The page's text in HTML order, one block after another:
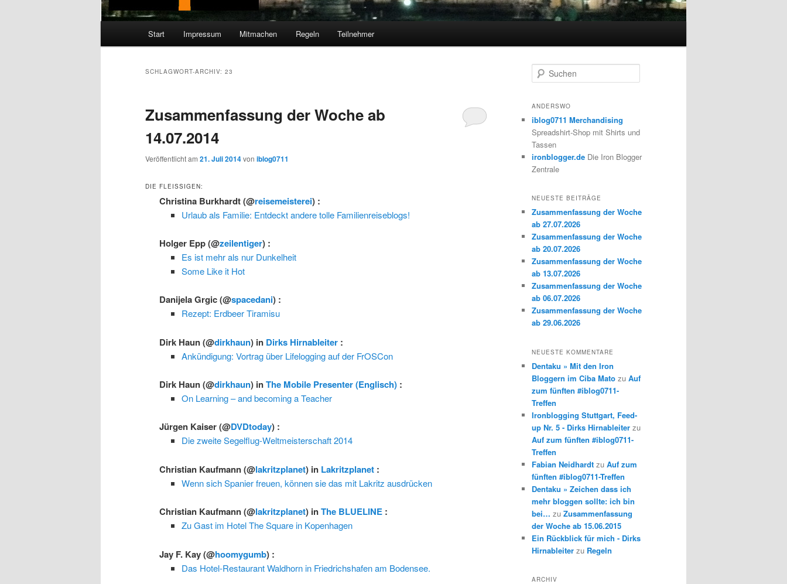
Start Impressum Mitmachen Regeln Teilnehmer
SCHLAGWORT-ARCHIV: 23
Zusammenfassung der Woche ab
14.07.2014
Veröffentlicht am 21. Juli 2014von iblog0711
DIE FLEISSIGEN:
Christina Burkhardt(@reisemeisterei) :
Urlaub als Familie: Entdeckt andere tolle Familienreiseblogs!
Holger Epp(@zeilentiger) :
Es ist mehr als nur Dunkelheit
Some Like it Hot
Danijela Grgic(@spacedani) :
Rezept: Erdbeer Tiramisu
Dirk Haun(@dirkhaun) in Dirks Hirnableiter :
Ankündigung: Vortrag über Lifelogging auf der FrOSCon
Dirk Haun(@dirkhaun) inThe Mobile Presenter (Englisch) :
On Learning – and becoming a Teacher
Jürgen Kaiser(@DVDtoday) :
Die zweite Segelflug-Weltmeisterschaft 2014
Christian Kaufmann(@lakritzplanet) in Lakritzplanet :
Wenn sich Spanier freuen, können sie das mit Lakritz ausdrücken
Christian Kaufmann(@lakritzplanet) inThe BLUELINE :
Zu Gast im Hotel The Square in Kopenhagen
Jay F. Kay(@hoomygumb) :
Das Hotel-Restaurant Waldhorn in Friedrichshafen am Bodensee.
u
h
n
ANDERSWO
iblog0711 Merchandising
Spreadshirt-Shop mit Shirts und
Tassen
ironblogger.de Die Iron Blogger
Zentrale
NEUESTE BEITRÄGE
Zusammenfassung der Woche
ab 27.07.2026
Zusammenfassung der Woche
ab 20.07.2026
Zusammenfassung der Woche
ab 13.07.2026
Zusammenfassung der Woche
ab 06.07.2026
Zusammenfassung der Woche
ab 29.06.2026
NEUESTE KOMMENTARE
Dentaku » Mit den Iron
Bloggern im Ciba Mato zu Auf
zum fünften #iblog0711-
Treffen
Ironblogging Stuttgart, Feed-
up Nr. 5 - Dirks Hirnableiter zu
Auf zum fünften #iblog0711-
Treffen
Fabian Neidhardt zu Auf zum
fünften #iblog0711-Treffen
Dentaku » Zeichen dass ich
mehr bloggen sollte: ich bin
bei… zu Zusammenfassung
der Woche ab 15.06.2015
Ein Rückblick für mich - Dirks
Hirnableiter zu Regeln
ARCHIV